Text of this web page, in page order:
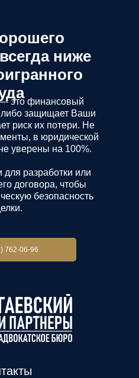
это финансовый
либо защищает Ваши
риск их потери. Не
в юридической
уверены на 100%.
разработки или
договора, чтобы
безопасность
ниже
762-06-96